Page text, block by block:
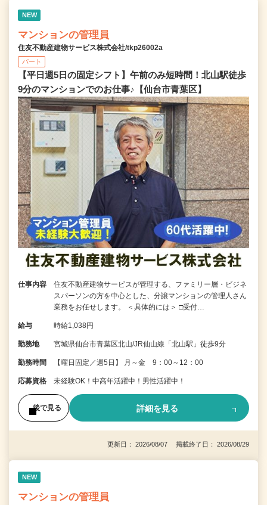
NEW
マンションの管理員
住友不動産建物サービス株式会社/tkp26002a
パート
【平日週5日の固定シフト】午前のみ短時間！北山駅徒歩
9分のマンションでのお仕事♪【仙台市青葉区】
仕事内容
住友不動産建物サービスが管理する、ファミリー層・ビジネ
スパーソンの方を中心とした、分譲マンションの管理人さん
業務をお任せします。 ＜具体的には＞ □受付…
給与 時給1,038円
勤務地 宮城県仙台市青葉区北山/JR仙山線「北山駅」徒歩9分
勤務時間 【曜日固定／週5日】 月～金 9：00～12：00
応募資格 未経験OK！中高年活躍中！男性活躍中！
後で見る 詳細を見る
更新日： 2026/08/07 掲載終了日： 2026/08/29
NEW
マンションの管理員